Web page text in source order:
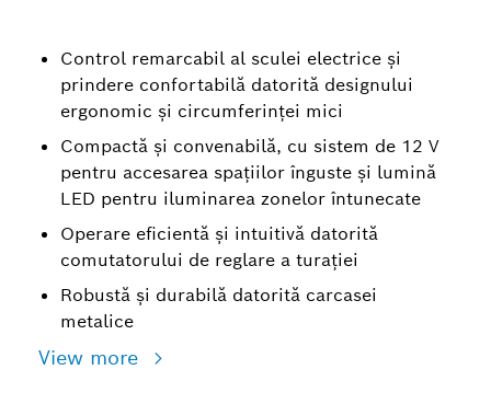
Control remarcabil al sculei electrice şi
prindere confortabilă datorită designului
ergonomic şi circumferinţei mici
Compactă şi convenabilă, cu sistem de 12 V
pentru accesarea spaţiilor înguste şi lumină
LED pentru iluminarea zonelor întunecate
Operare eficientă şi intuitivă datorită
comutatorului de reglare a turaţiei
Robustă şi durabilă datorită carcasei
metalice
View more